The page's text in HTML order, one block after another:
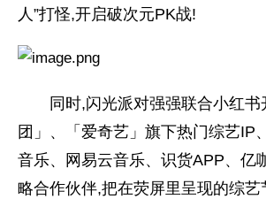
人”打怪,开启破次元PK战!
同时,闪光派对强强联合小红
团」、「爱奇艺」旗下热门综艺IP
音乐、网易云音乐、识货APP、亿
略合作伙伴,把在荧屏里呈现的综艺